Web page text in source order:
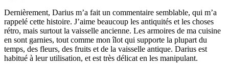
Dernièrement, Darius m’a fait un commentaire semblable, qui m’a
rappelé cette histoire. J’aime beaucoup les antiquités et les choses
rétro, mais surtout la vaisselle ancienne. Les armoires de ma cuisine
en sont garnies, tout comme mon îlot qui supporte la plupart du
temps, des fleurs, des fruits et de la vaisselle antique. Darius est
habitué à leur utilisation, et est très délicat en les manipulant.